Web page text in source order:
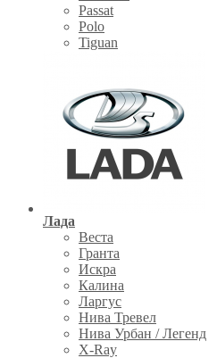
Passat
Polo
Tiguan
Лада
Веста
Гранта
Искра
Калина
Ларгус
Нива Тревел
Нива Урбан / Легенд
X-Ray